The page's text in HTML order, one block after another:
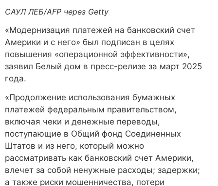
САУЛ ЛЕБ/AFP через Getty
«Модернизация платежей на банковский счет
Америки и с него» был подписан в целях
повышения «операционной эффективности»,
заявил Белый дом в пресс-релизе за март 2025
года.
«Продолжение использования бумажных
платежей федеральным правительством,
включая чеки и денежные переводы,
поступающие в Общий фонд Соединенных
Штатов и из него, который можно
рассматривать как банковский счет Америки,
влечет за собой ненужные расходы; задержки;
а также риски мошенничества, потери